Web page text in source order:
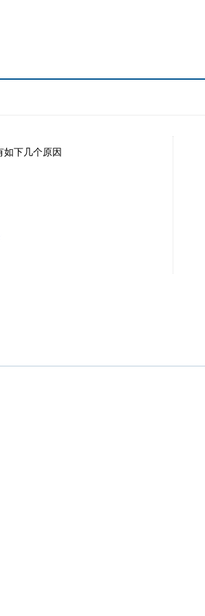
如下几个原因